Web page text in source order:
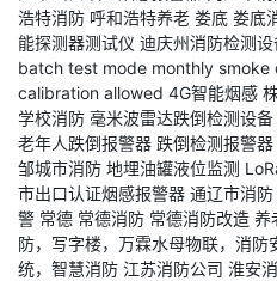
浩特消防 呼和浩特养老 娄底 娄底
能探测器测试仪 迪庆州消防检测设
batch test mode monthly
calibration allowed 4G智能烟感
学校消防 毫米波雷达跌倒检测设备
老年人跌倒报警器 跌倒检测报警器
邹城市消防 地埋油罐液位监测
市出口认证烟感报警器 通辽市消防
警 常德 常德消防 常德消防改造 养
防，写字楼，万霖水母物联，消
统，智慧消防 江苏消防公司 淮安